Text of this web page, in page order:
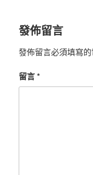
發佈留言
發佈留言必須填寫
留言*